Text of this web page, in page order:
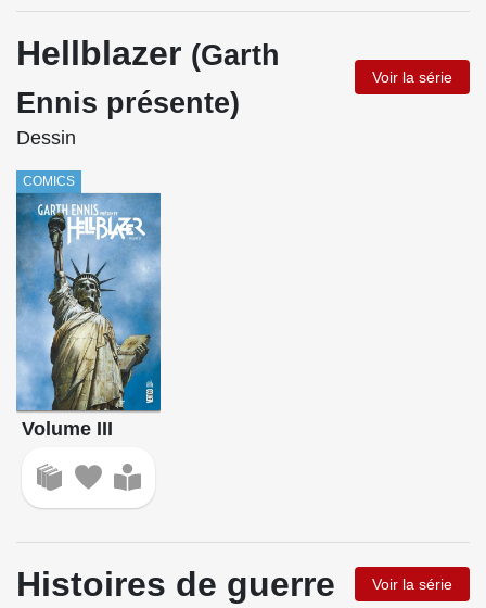
Hellblazer (Garth
Ennis présente)
Voir la série
Dessin
COMICS
Volume III
Histoires de guerre Voir la série